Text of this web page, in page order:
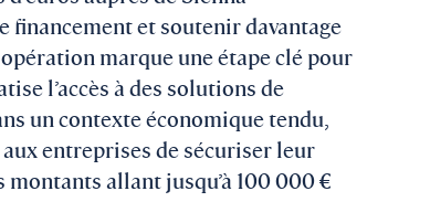
financement et soutenir davantage
marque une étape clé pour
l’accès à des solutions de
un contexte économique tendu,
entreprises de sécuriser leur
allant jusqu’à 100 000 €